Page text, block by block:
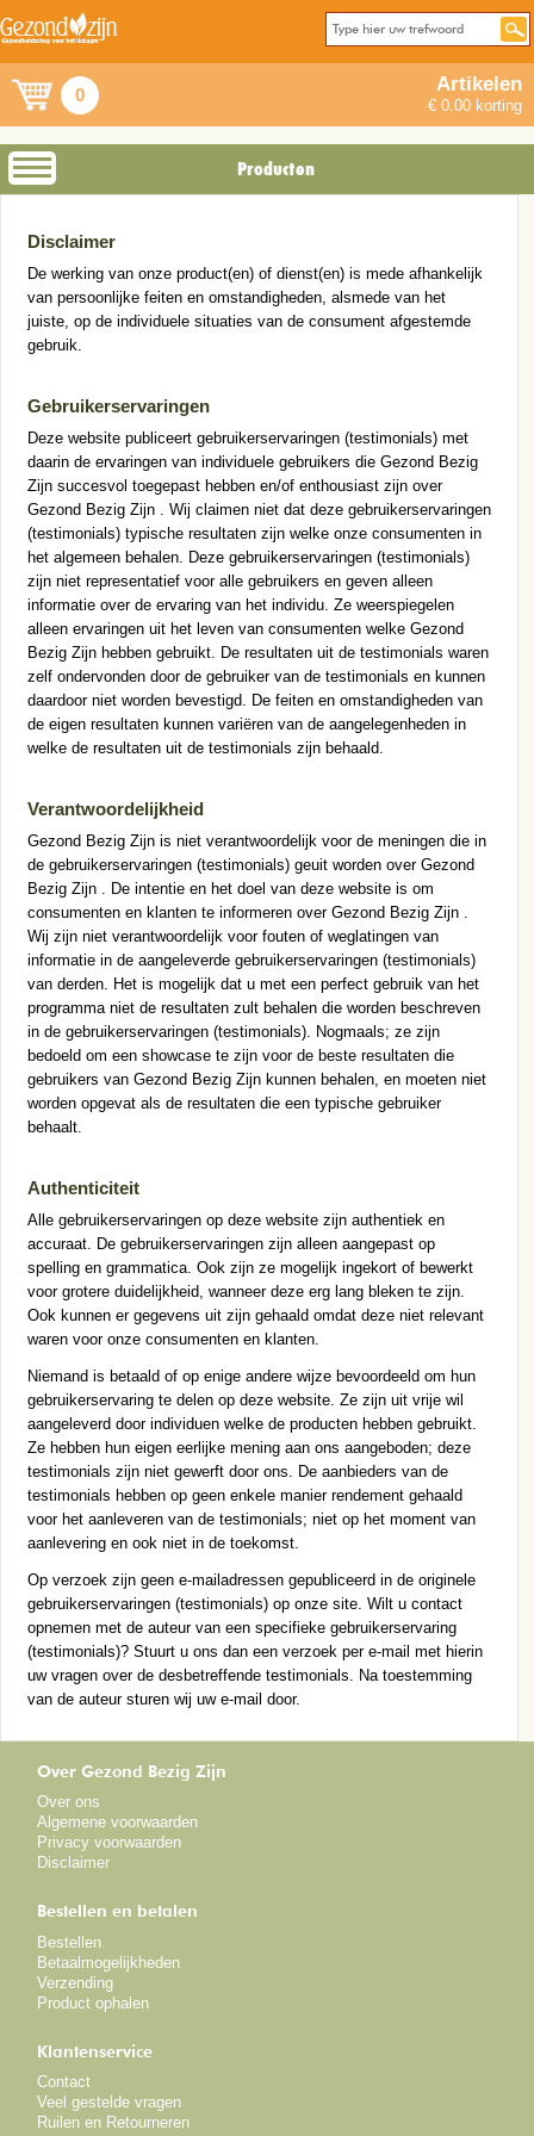
0 Artikelen
€ 0.00 korting
Producten
Disclaimer
De werking van onze product(en) of dienst(en) is mede afhankelijk
van persoonlijke feiten en omstandigheden, alsmede van het
juiste, op de individuele situaties van de consument afgestemde
gebruik.
Gebruikerservaringen
Deze website publiceert gebruikerservaringen (testimonials) met
daarin de ervaringen van individuele gebruikers die Gezond Bezig
Zijn succesvol toegepast hebben en/of enthousiast zijn over
Gezond Bezig Zijn . Wij claimen niet dat deze gebruikerservaringen
(testimonials) typische resultaten zijn welke onze consumenten in
het algemeen behalen. Deze gebruikerservaringen (testimonials)
zijn niet representatief voor alle gebruikers en geven alleen
informatie over de ervaring van het individu. Ze weerspiegelen
alleen ervaringen uit het leven van consumenten welke Gezond
Bezig Zijn hebben gebruikt. De resultaten uit de testimonials waren
zelf ondervonden door de gebruiker van de testimonials en kunnen
daardoor niet worden bevestigd. De feiten en omstandigheden van
de eigen resultaten kunnen variëren van de aangelegenheden in
welke de resultaten uit de testimonials zijn behaald.
Verantwoordelijkheid
Gezond Bezig Zijn is niet verantwoordelijk voor de meningen die in
de gebruikerservaringen (testimonials) geuit worden over Gezond
Bezig Zijn . De intentie en het doel van deze website is om
consumenten en klanten te informeren over Gezond Bezig Zijn .
Wij zijn niet verantwoordelijk voor fouten of weglatingen van
informatie in de aangeleverde gebruikerservaringen (testimonials)
van derden. Het is mogelijk dat u met een perfect gebruik van het
programma niet de resultaten zult behalen die worden beschreven
in de gebruikerservaringen (testimonials). Nogmaals; ze zijn
bedoeld om een showcase te zijn voor de beste resultaten die
gebruikers van Gezond Bezig Zijn kunnen behalen, en moeten niet
worden opgevat als de resultaten die een typische gebruiker
behaalt.
Authenticiteit
Alle gebruikerservaringen op deze website zijn authentiek en
accuraat. De gebruikerservaringen zijn alleen aangepast op
spelling en grammatica. Ook zijn ze mogelijk ingekort of bewerkt
voor grotere duidelijkheid, wanneer deze erg lang bleken te zijn.
Ook kunnen er gegevens uit zijn gehaald omdat deze niet relevant
waren voor onze consumenten en klanten.
Niemand is betaald of op enige andere wijze bevoordeeld om hun
gebruikerservaring te delen op deze website. Ze zijn uit vrije wil
aangeleverd door individuen welke de producten hebben gebruikt.
Ze hebben hun eigen eerlijke mening aan ons aangeboden; deze
testimonials zijn niet gewerft door ons. De aanbieders van de
testimonials hebben op geen enkele manier rendement gehaald
voor het aanleveren van de testimonials; niet op het moment van
aanlevering en ook niet in de toekomst.
Op verzoek zijn geen e-mailadressen gepubliceerd in de originele
gebruikerservaringen (testimonials) op onze site. Wilt u contact
opnemen met de auteur van een specifieke gebruikerservaring
(testimonials)? Stuurt u ons dan een verzoek per e-mail met hierin
uw vragen over de desbetreffende testimonials. Na toestemming
van de auteur sturen wij uw e-mail door.
Over Gezond Bezig Zijn
Over ons
Algemene voorwaarden
Privacy voorwaarden
Disclaimer
Bestellen en betalen
Bestellen
Betaalmogelijkheden
Verzending
Product ophalen
Klantenservice
Contact
Veel gestelde vragen
Ruilen en Retourneren